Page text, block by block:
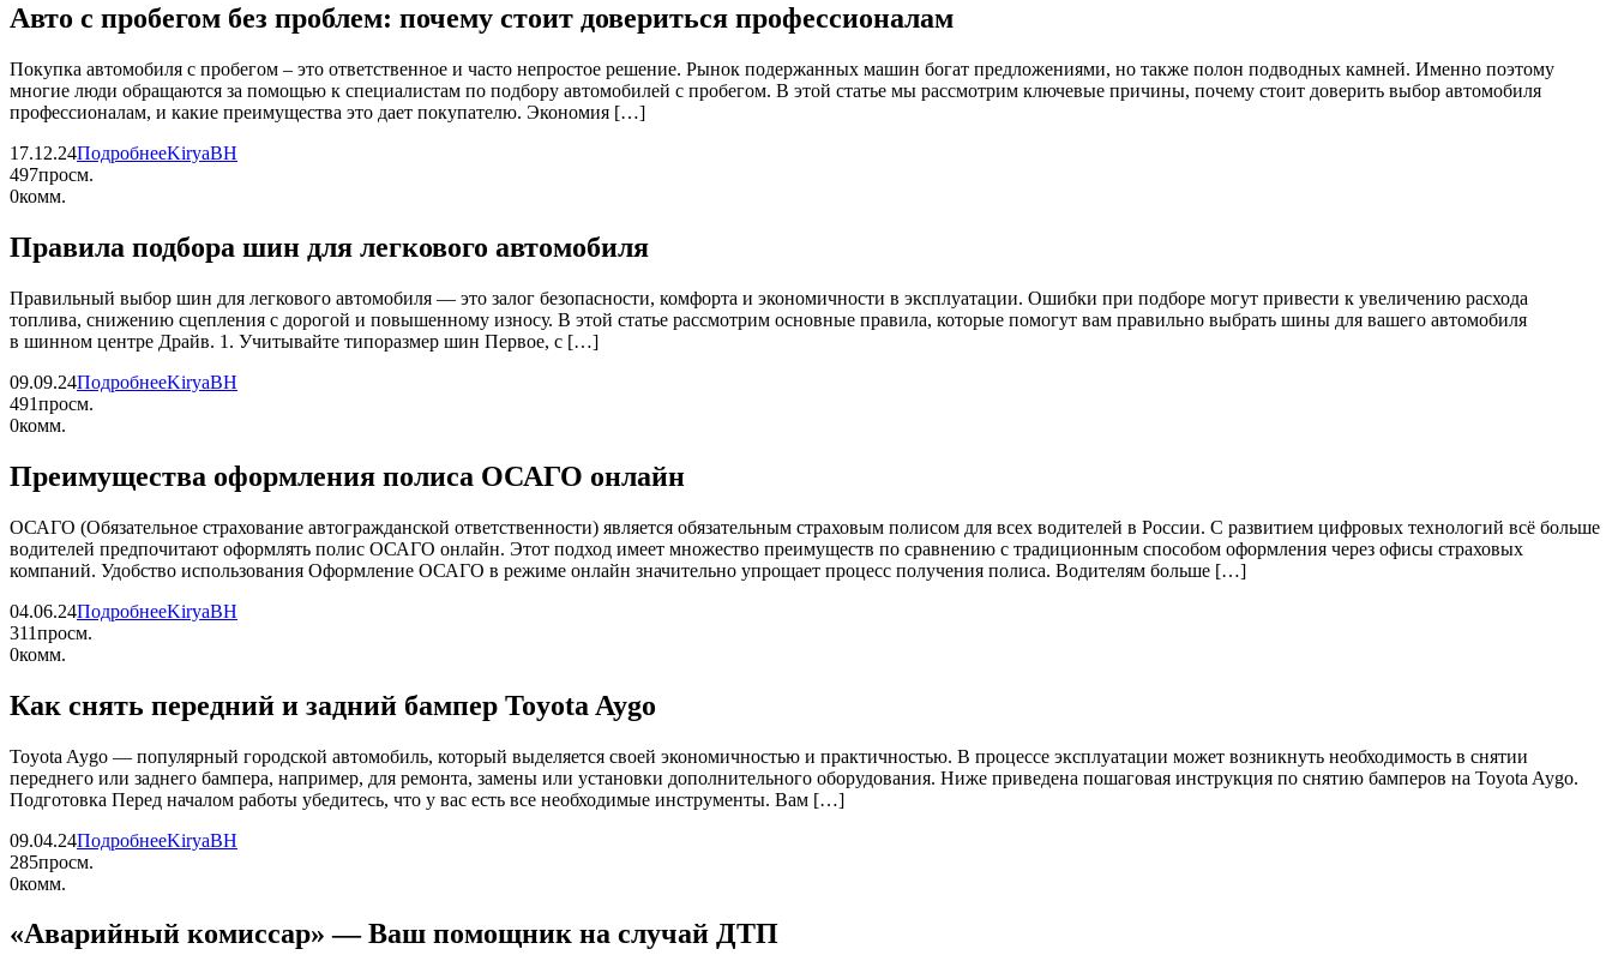
Авто с пробегом без проблем: почему стоит довериться профессионалам
Покупка автомобиля с пробегом – это ответственное и часто непростое решение. Рынок подержанных машин богат предложениями, но также полон подводных камней. Именно поэтому
многие люди обращаются за помощью к специалистам по подбору автомобилей с пробегом. В этой статье мы рассмотрим ключевые причины, почему стоит доверить выбор автомобиля
профессионалам, и какие преимущества это дает покупателю. Экономия […]
17.12.24ПодробнееKiryaBH
497просм.
0комм.
Правила подбора шин для легкового автомобиля
Правильный выбор шин для легкового автомобиля — это залог безопасности, комфорта и экономичности в эксплуатации. Ошибки при подборе могут привести к увеличению расхода
топлива, снижению сцепления с дорогой и повышенному износу. В этой статье рассмотрим основные правила, которые помогут вам правильно выбрать шины для вашего автомобиля
в шинном центре Драйв. 1. Учитывайте типоразмер шин Первое, с […]
09.09.24ПодробнееKiryaBH
491просм.
0комм.
Преимущества оформления полиса ОСАГО онлайн
ОСАГО (Обязательное страхование автогражданской ответственности) является обязательным страховым полисом для всех водителей в России. С развитием цифровых технологий всё больше
водителей предпочитают оформлять полис ОСАГО онлайн. Этот подход имеет множество преимуществ по сравнению с традиционным способом оформления через офисы страховых
компаний. Удобство использования Оформление ОСАГО в режиме онлайн значительно упрощает процесс получения полиса. Водителям больше […]
04.06.24ПодробнееKiryaBH
311просм.
0комм.
Как снять передний и задний бампер Toyota Aygo
Toyota Aygo — популярный городской автомобиль, который выделяется своей экономичностью и практичностью. В процессе эксплуатации может возникнуть необходимость в снятии
переднего или заднего бампера, например, для ремонта, замены или установки дополнительного оборудования. Ниже приведена пошаговая инструкция по снятию бамперов на Toyota Aygo.
Подготовка Перед началом работы убедитесь, что у вас есть все необходимые инструменты. Вам […]
09.04.24ПодробнееKiryaBH
285просм.
0комм.
«Аварийный комиссар» — Ваш помощник на случай ДТП